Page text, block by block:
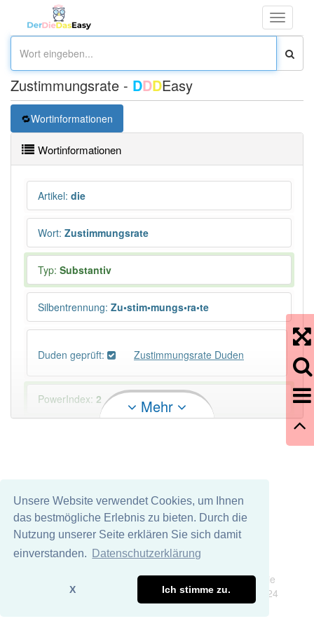
Unsere Website verwendet Cookies, um Ihnen
das bestmögliche Erlebnis zu bieten. Durch die
Nutzung unserer Seite erklären Sie sich damit
einverstanden.
Datenschutzerklärung
X Ich stimme zu.
Toggle
Zustimmungsrate - DDDEasy
Wortinformationen
Wortinformationen
Artikel: die
Wort: Zustimmungsrate
Typ: Substantiv
Silbentrennung: Zu•stim•mungs•ra•te
Duden geprüft: Zustimmungsrate Duden
PowerIndex: 2
Wörter mit Endung -zustimmungsrate
aber mit
einem anderen Artikeldie: 0
97% unserer Spielapp-Nutzer haben den Artikel
Mehr
Wir übernehmen keine Garantie und keine Haftung für die
Richtigkeit und Vollständigkeit dieser Seite. DDDEasy 2024